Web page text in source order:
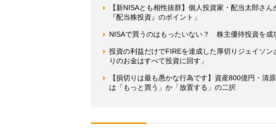
【新NISAとも相性抜群】個人投資家・配当太郎さ
『配当株投資』のポイント」
NISAで買うのはもったいない？ 株主優待投資を成
投資の利益だけでFIREを達成した厚切りジェイソ
りのお金はすべて投資に回す」
【損切りは最も愚かな行為です】資産800億円・
は「もっと買う」か「放置する」の二択